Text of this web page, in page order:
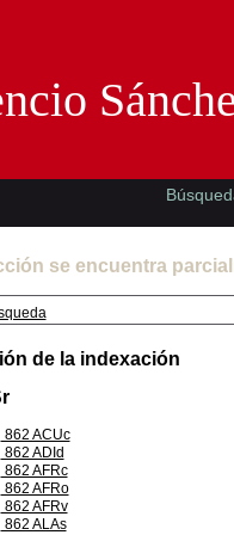
se encuentra
de la indexación
862 ACUc
862 ADId
862 AFRc
862 AFRo
862 AFRv
862 ALAs